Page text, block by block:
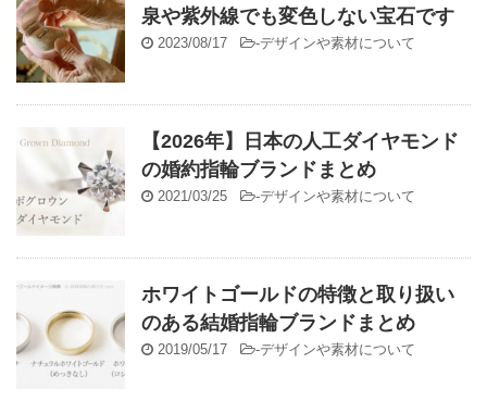
泉や紫外線でも変色しない宝石です
2023/08/17 -デザインや素材について
【2026年】日本の人工ダイヤモンド
の婚約指輪ブランドまとめ
2021/03/25 -デザインや素材について
ホワイトゴールドの特徴と取り扱い
のある結婚指輪ブランドまとめ
2019/05/17 -デザインや素材について